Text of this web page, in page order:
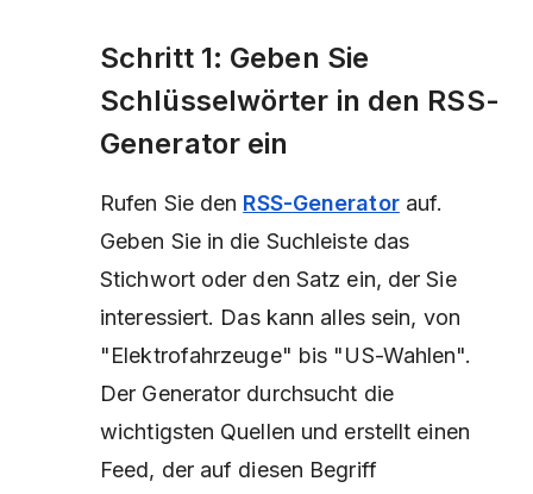
Schritt 1: Geben Sie
Schlüsselwörter in den RSS-
Generator ein
Rufen Sie den RSS-Generatorauf.
Geben Sie in die Suchleiste das
Stichwort oder den Satz ein, der Sie
interessiert. Das kann alles sein, von
"Elektrofahrzeuge" bis "US-Wahlen".
Der Generator durchsucht die
wichtigsten Quellen und erstellt einen
Feed, der auf diesen Begriff